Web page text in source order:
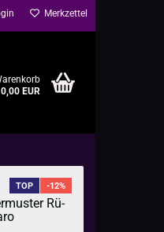
Merkzettel
0,00 EUR
TOP -12%
Rü­